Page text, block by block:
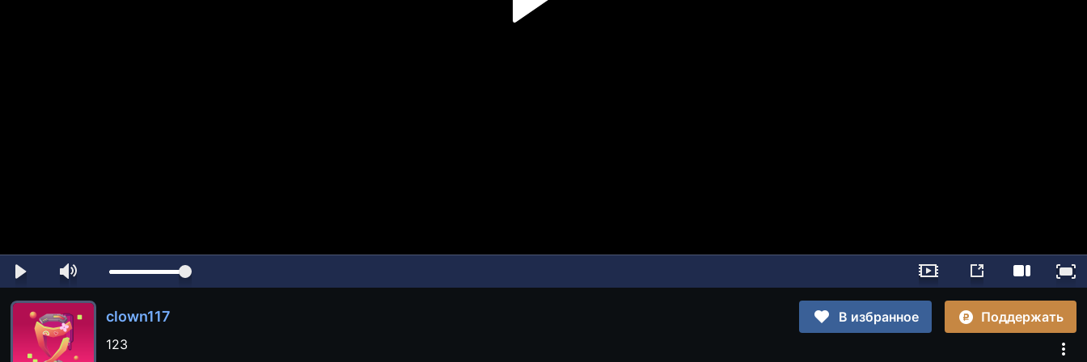
clown117 В избранное
Поддержать
123